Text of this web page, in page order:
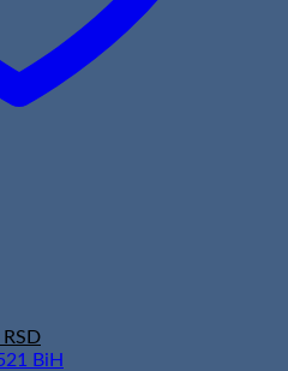
RSDCurrent
price